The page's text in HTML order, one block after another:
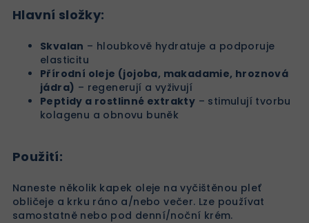
Hlavní složky:
Skvalan – hloubkově hydratuje a podporuje
elasticitu
Přírodní oleje (jojoba, makadamie, hroznová
jádra) – regenerují a vyživují
Peptidy a rostlinné extrakty – stimulují tvorbu
kolagenu a obnovu buněk
Použití:
Naneste několik kapek oleje na vyčištěnou pleť
obličeje a krku ráno a/nebo večer. Lze používat
samostatně nebo pod denní/noční krém.